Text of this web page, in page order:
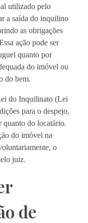
utilizado pelo
a saída do inquilino
as obrigações
ação pode ser
quanto por
do imóvel ou
do bem.
do Inquilinato (Lei
para o despejo,
quanto do locatário.
do imóvel na
o
juiz.
de